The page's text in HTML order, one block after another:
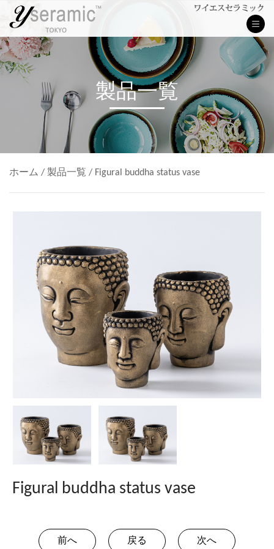
製品一覧
ホーム / 製品一覧 / Figural buddha status vase
Figural buddha status vase
前へ 戻る 次へ